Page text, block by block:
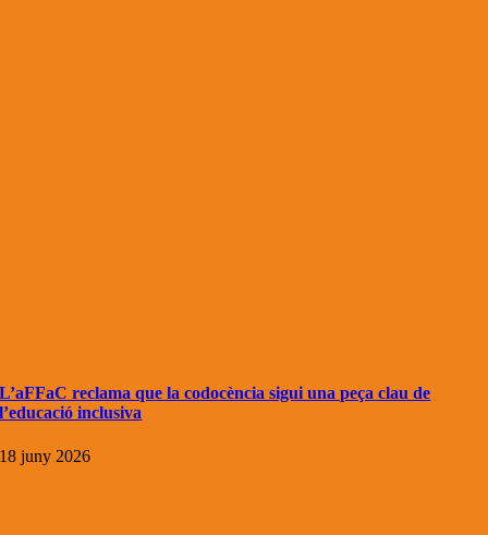
L’aFFaC reclama que la codocència sigui una peça clau de
l’educació inclusiva
18 juny 2026